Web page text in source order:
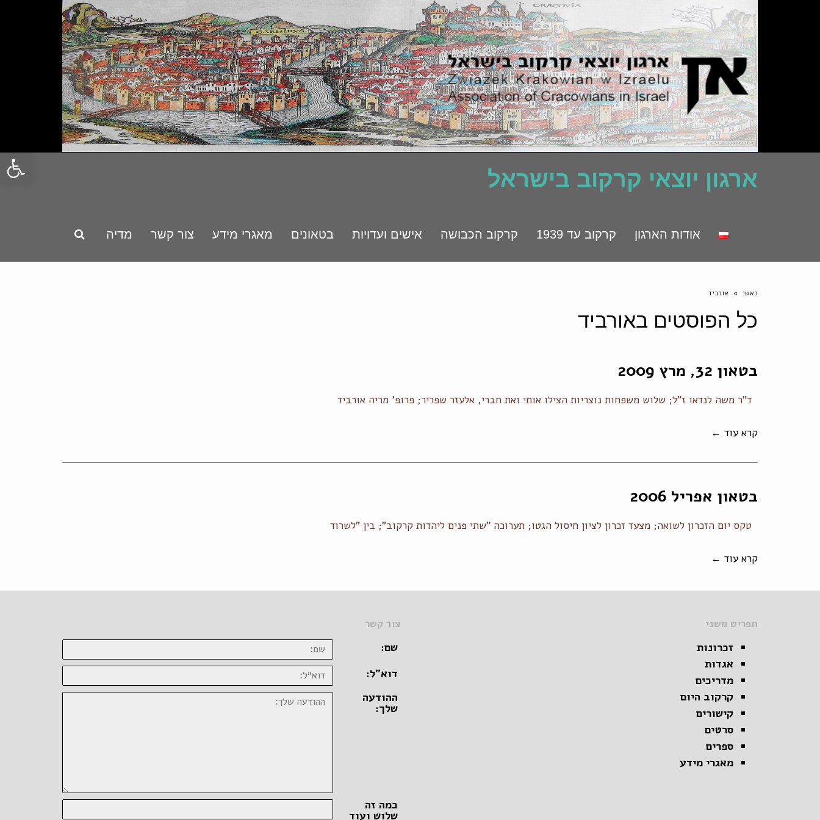
פתח
ארגון יוצאי קרקוב בישראל
אודות הארגון קרקוב עד 1939 קרקוב הכבושה אישים ועדויות בטאונים מאגרי מידע צור קשר מדיה
ראשי » אורביד
כל הפוסטים באורביד
בטאון 32, מרץ 2009
ד"ר משה לנדאו ז"ל; שלוש משפחות נוצריות הצילו אותי ואת חברי, אלעזר שפריר; פרופ' מריה אורביד
קרא עוד ←
בטאון אפריל 2006
טקס יום הזכרון לשואה; מצעד זכרון לציון חיסול הגטו; תערוכה "שתי פנים ליהדות קרקוב"; בין "לשרוד
קרא עוד ←
תפריט משני
זכרונות
אגדות
מדריכים
קרקוב היום
קישורים
סרטים
ספרים
מאגרי מידע
צור קשר
שם:
דוא״ל:
ההודעה
שלך:
כמה זה
שלוש ועוד